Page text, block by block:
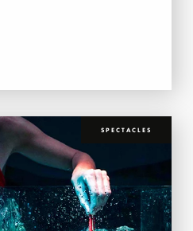
SPECTACLES